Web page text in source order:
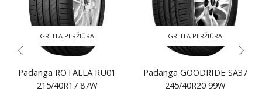
GREITA PERŽIŪRA
Padanga ROTALLA RU01
215/40R17 87W
GREITA PERŽIŪRA
Padanga GOODRIDE SA37
245/40R20 99W